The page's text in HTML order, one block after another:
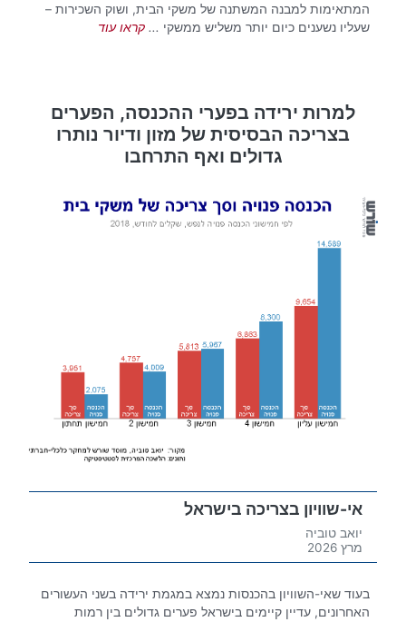
המתאימות למבנה המשתנה של משקי הבית, ושוק השכירות –
שעליו נשענים כיום יותר משליש ממשקי ... קראו עוד
למרות ירידה בפערי ההכנסה, הפערים
בצריכה הבסיסית של מזון ודיור נותרו
גדולים ואף התרחבו
אי-שוויון בצריכה בישראל
יואב טוביה
מרץ 2026
בעוד שאי-השוויון בהכנסות נמצא במגמת ירידה בשני העשורים
האחרונים, עדיין קיימים בישראל פערים גדולים בין רמות